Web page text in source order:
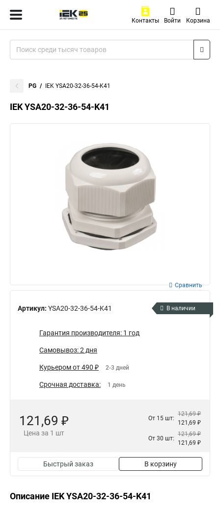
Контакты Войти Корзина
PG IEK YSA20-32-36-54-K41
IEK YSA20-32-36-54-K41
Артикул: YSA20-32-36-54-K41
Сравнить
В наличии
Гарантия производителя: 1 год
Самовывоз: 2 дня
Курьером от 490 ₽ 2-3 дней
Срочная доставка: 1 день
121,69 ₽
Цена за 1 шт
От 15 шт:
121,69 ₽
121,69 ₽
От 30 шт:
121,69 ₽
121,69 ₽
Быстрый заказ В корзину
Описание IEK YSA20-32-36-54-K41